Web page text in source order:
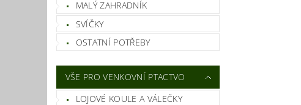
MALÝ ZAHRADNÍK
SVÍČKY
OSTATNÍ POTŘEBY
VŠE PRO VENKOVNÍ PTACTVO
LOJOVÉ KOULE A VÁLEČKY